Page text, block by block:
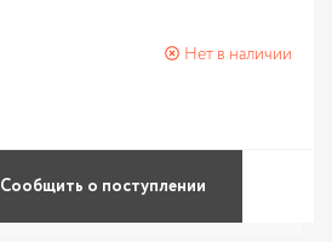
Нет в наличии
Сообщить о поступлении